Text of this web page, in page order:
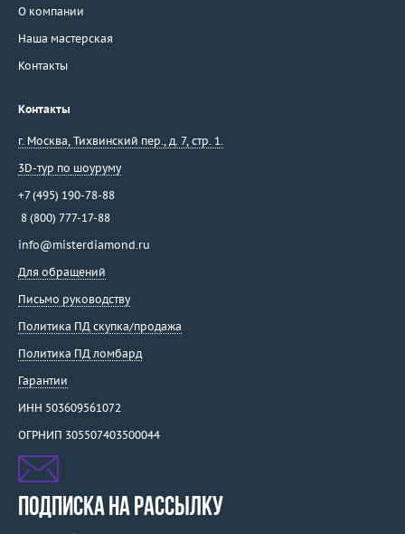
О компании
Наша мастерская
Контакты
Контакты
г. Москва, Тихвинский пер., д. 7, стр. 1.
3D-тур по шоуруму
+7 (495) 190-78-88
8 (800) 777-17-88
info@misterdiamond.ru
Для обращений
Письмо руководству
Политика ПД скупка/продажа
Политика ПД ломбард
Гарантии
ИНН 503609561072
ОГРНИП 305507403500044
ПОДПИСКА НА РАССЫЛКУ